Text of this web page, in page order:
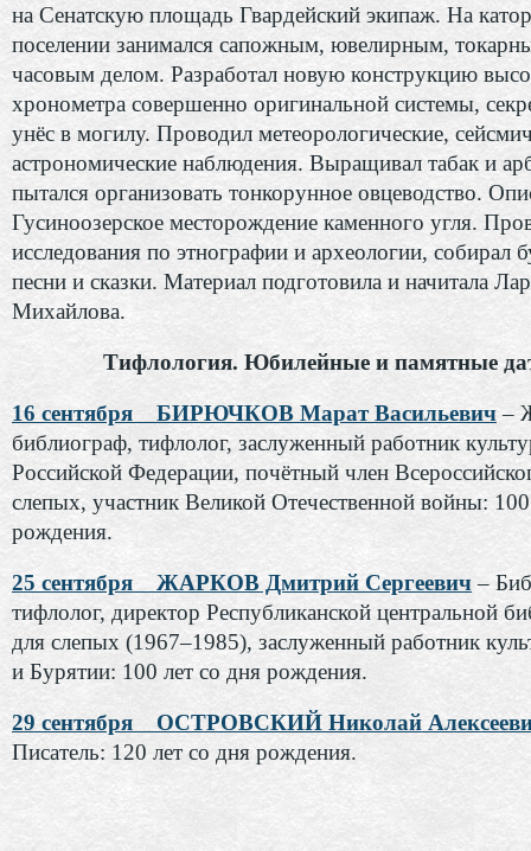
на Сенатскую площадь Гвардейский экипаж. На
поселении занимался сапожным, ювелирным,
часовым делом. Разработал новую конструкцию
хронометра совершенно оригинальной системы,
унёс в могилу. Проводил метеорологические,
астрономические наблюдения. Выращивал табак и
пытался организовать тонкорунное овцеводство.
Гусиноозерское месторождение каменного угля.
исследования по этнографии и археологии, собирал
песни и сказки. Материал подготовила и начитала
Михайлова.
Тифлология. Юбилейные и памятные
16 сентября БИРЮЧКОВ Марат Васильевич–
библиограф, тифлолог, заслуженный работник
Российской Федерации, почётный член
слепых, участник Великой Отечественной войны:
рождения.
25 сентября ЖАРКОВ Дмитрий Сергеевич–
тифлолог, директор Республиканской центральной
для слепых (1967–1985), заслуженный работник
и Бурятии: 100 лет со дня рождения.
29 сентября ОСТРОВСКИЙ Николай
Писатель: 120 лет со дня рождения.